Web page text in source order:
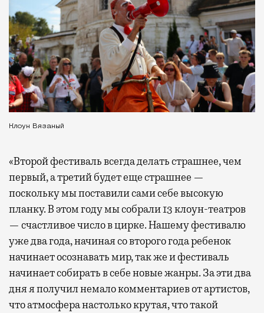
Клоун Вязаный
«Второй фестиваль всегда делать страшнее, чем
первый, а третий будет еще страшнее —
поскольку мы поставили сами себе высокую
планку. В этом году мы собрали 13 клоун-театров
— счастливое число в цирке. Нашему фестивалю
уже два года, начиная со второго года ребенок
начинает осознавать мир, так же и фестиваль
начинает собирать в себе новые жанры. За эти два
дня я получил немало комментариев от артистов,
что атмосфера настолько крутая, что такой